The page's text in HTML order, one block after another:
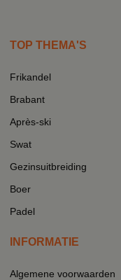
TOP THEMA'S
Frikandel
Brabant
Après-ski
Swat
Gezinsuitbreiding
Boer
Padel
INFORMATIE
Algemene voorwaarden